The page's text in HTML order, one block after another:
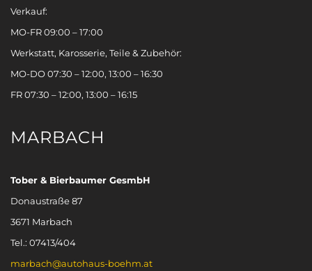
Verkauf:
MO-FR 09:00 – 17:00
Werkstatt, Karosserie, Teile & Zubehör:
MO-DO 07:30 – 12:00, 13:00 – 16:30
FR 07:30 – 12:00, 13:00 – 16:15
MARBACH
Tober & Bierbaumer GesmbH
Donaustraße 87
3671 Marbach
Tel.: 07413/404
marbach@autohaus-boehm.at